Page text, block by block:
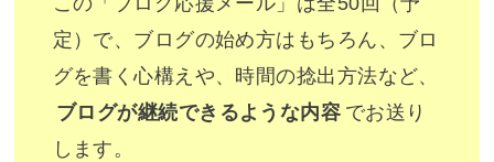
定）で、ブログの始め方はもちろん、ブロ
グを書く心構えや、時間の捻出方法など、
ブログが継続できるような内容 でお送り
します。